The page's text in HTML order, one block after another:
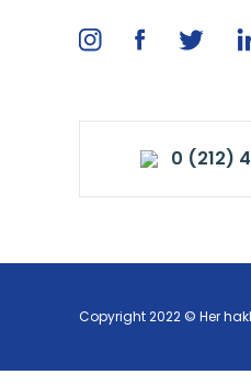
0 (212)
Copyright 2022 © Her